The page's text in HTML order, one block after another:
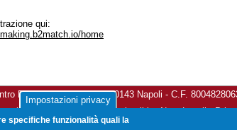
qui:
home
Direzionale Isola G8 - 80143 Napoli - C.F.
unioncamerecampania@legalmail.it-Note Legali-
Impostazioni privacy
specifiche funzionalità quali la